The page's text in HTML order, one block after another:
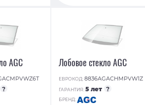
AGC
?
Лобовое стекло AGC
ЕВРОКОД:8836AGACHMPVW1Z
ГАРАНТИЯ:5 лет ?
БРЕНД: